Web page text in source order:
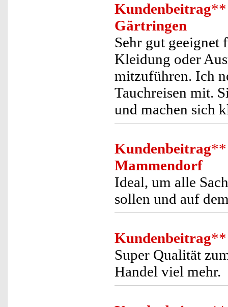
Kundenbeitrag**
Gärtringen
Sehr gut geeignet
Kleidung oder
mitzuführen. Ich
Tauchreisen mit.
und machen sich
Kundenbeitrag**
Mammendorf
Ideal, um alle
sollen und auf
Kundenbeitrag**
Super Qualität
Handel viel mehr.